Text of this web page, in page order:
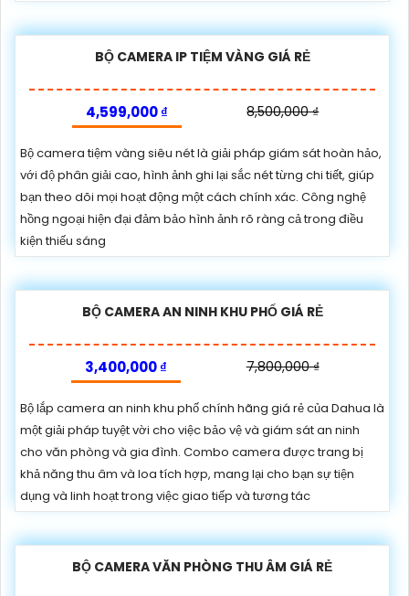
BỘ CAMERA IP TIỆM VÀNG GIÁ RẺ
4,599,000 ₫ 8,500,000 ₫
Bộ camera tiệm vàng siêu nét là giải pháp giám sát hoàn hảo,
với độ phân giải cao, hình ảnh ghi lại sắc nét từng chi tiết, giúp
bạn theo dõi mọi hoạt động một cách chính xác. Công nghệ
hồng ngoại hiện đại đảm bảo hình ảnh rõ ràng cả trong điều
kiện thiếu sáng
BỘ CAMERA AN NINH KHU PHỐ GIÁ RẺ
3,400,000 ₫ 7,800,000 ₫
Bộ lắp camera an ninh khu phố chính hãng giá rẻ của Dahua là
một giải pháp tuyệt vời cho việc bảo vệ và giám sát an ninh
cho văn phòng và gia đình. Combo camera được trang bị
khả năng thu âm và loa tích hợp, mang lại cho bạn sự tiện
dụng và linh hoạt trong việc giao tiếp và tương tác
BỘ CAMERA VĂN PHÒNG THU ÂM GIÁ RẺ